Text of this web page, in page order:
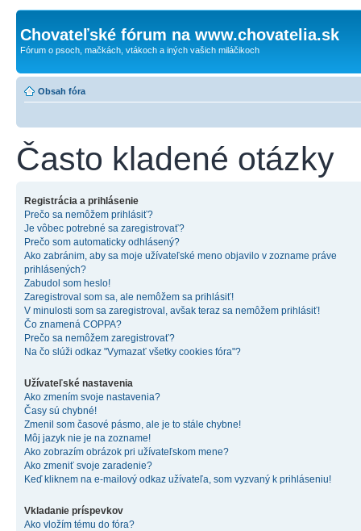
Chovateľské fórum na www.chovatelia.sk
Fórum o psoch, mačkách, vtákoch a iných vašich miláčikoch
Obsah fóra
Často kladené otázky
Registrácia a prihlásenie
Prečo sa nemôžem prihlásiť?
Je vôbec potrebné sa zaregistrovať?
Prečo som automaticky odhlásený?
Ako zabránim, aby sa moje užívateľské meno objavilo v zozname práve
prihlásených?
Zabudol som heslo!
Zaregistroval som sa, ale nemôžem sa prihlásiť!
V minulosti som sa zaregistroval, avšak teraz sa nemôžem prihlásiť!
Čo znamená COPPA?
Prečo sa nemôžem zaregistrovať?
Na čo slúži odkaz "Vymazať všetky cookies fóra"?
Užívateľské nastavenia
Ako zmením svoje nastavenia?
Časy sú chybné!
Zmenil som časové pásmo, ale je to stále chybne!
Môj jazyk nie je na zozname!
Ako zobrazím obrázok pri užívateľskom mene?
Ako zmeniť svoje zaradenie?
Keď kliknem na e-mailový odkaz užívateľa, som vyzvaný k prihláseniu!
Vkladanie príspevkov
Ako vložím tému do fóra?